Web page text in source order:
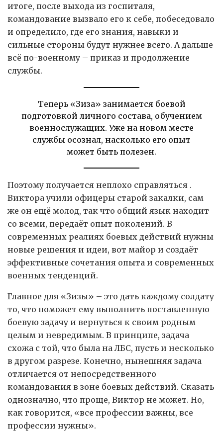
итоге, после выхода из госпиталя,
командование вызвало его к себе, побеседовало
и определило, где его знания, навыки и
сильные стороны будут нужнее всего. А дальше
всё по-военному – приказ и продолжение
службы.
Теперь «Зиза» занимается боевой
подготовкой личного состава, обучением
военнослужащих. Уже на новом месте
службы осознал, насколько его опыт
может быть полезен.
Поэтому получается неплохо справляться .
Виктора учили офицеры старой закалки, сам
же он ещё молод, так что общий язык находит
со всеми, передаёт опыт поколений. В
современных реалиях боевых действий нужны
новые решения и идеи, вот майор и создаёт
эффективные сочетания опыта и современных
военных тенденций.
Главное для «Зизы» – это дать каждому солдату
то, что поможет ему выполнить поставленную
боевую задачу и вернуться к своим родным
целым и невредимым. В принципе, задача
схожа с той, что была на ЛБС, пусть и несколько
в другом разрезе. Конечно, нынешняя задача
отличается от непосредственного
командования в зоне боевых действий. Сказать
однозначно, что проще, Виктор не может. Но,
как говорится, «все профессии важны, все
профессии нужны».